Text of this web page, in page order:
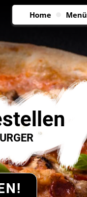
Home Menü